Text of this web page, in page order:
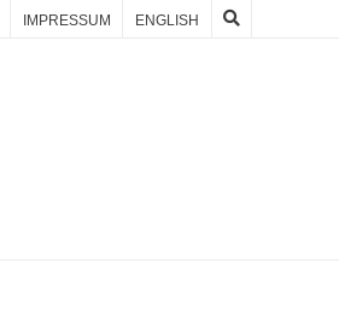
IMPRESSUM ENGLISH